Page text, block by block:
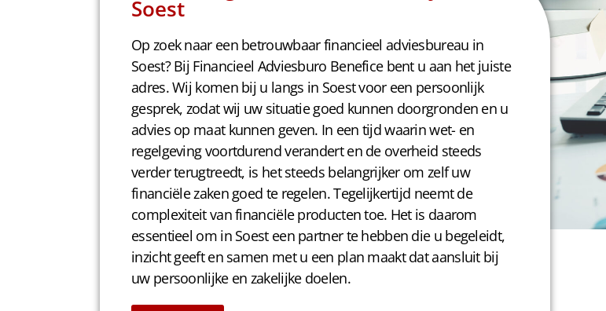
Soest
Op zoek naar een betrouwbaar financieel adviesbureau in
Soest? Bij Financieel Adviesburo Benefice bent u aan het juiste
adres. Wij komen bij u langs in Soest voor een persoonlijk
gesprek, zodat wij uw situatie goed kunnen doorgronden en u
advies op maat kunnen geven. In een tijd waarin wet- en
regelgeving voortdurend verandert en de overheid steeds
verder terugtreedt, is het steeds belangrijker om zelf uw
financiële zaken goed te regelen. Tegelijkertijd neemt de
complexiteit van financiële producten toe. Het is daarom
essentieel om in Soest een partner te hebben die u begeleidt,
inzicht geeft en samen met u een plan maakt dat aansluit bij
uw persoonlijke en zakelijke doelen.